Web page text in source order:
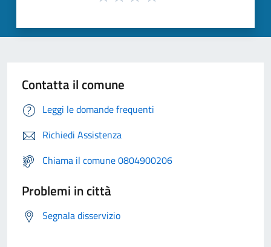
Contatta il comune
Leggi le domande frequenti
Richiedi Assistenza
Chiama il comune 0804900206
Problemi in città
Segnala disservizio